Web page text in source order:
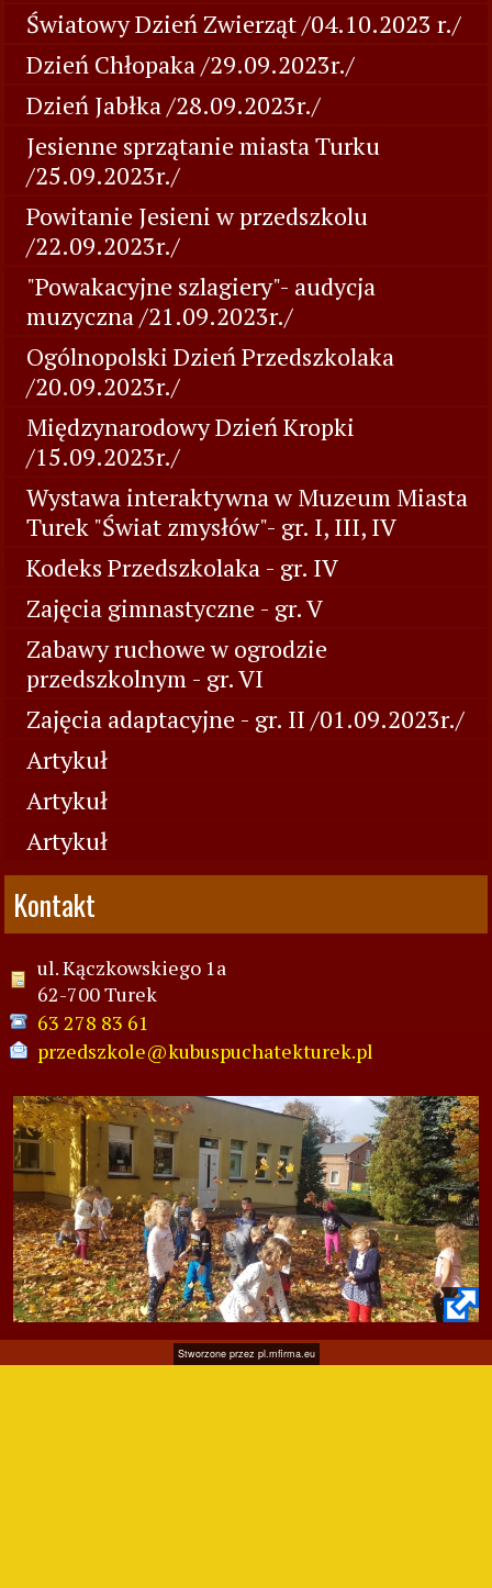
Światowy Dzień Zwierząt /04.10.2023 r./
Dzień Chłopaka /29.09.2023r./
Dzień Jabłka /28.09.2023r./
Jesienne sprzątanie miasta Turku
/25.09.2023r./
Powitanie Jesieni w przedszkolu
/22.09.2023r./
"Powakacyjne szlagiery"- audycja
muzyczna /21.09.2023r./
Ogólnopolski Dzień Przedszkolaka
/20.09.2023r./
Międzynarodowy Dzień Kropki
/15.09.2023r./
Wystawa interaktywna w Muzeum Miasta
Turek "Świat zmysłów"- gr. I, III, IV
Kodeks Przedszkolaka - gr. IV
Zajęcia gimnastyczne - gr. V
Zabawy ruchowe w ogrodzie
przedszkolnym - gr. VI
Zajęcia adaptacyjne - gr. II /01.09.2023r./
Artykuł
Artykuł
Artykuł
Kontakt
ul. Kączkowskiego 1a
62-700 Turek
63 278 83 61
przedszkole@kubuspuchatekturek.pl
Stworzone przez pl.mfirma.eu